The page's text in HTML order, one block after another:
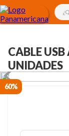
CABLE
UNIDADES
60%